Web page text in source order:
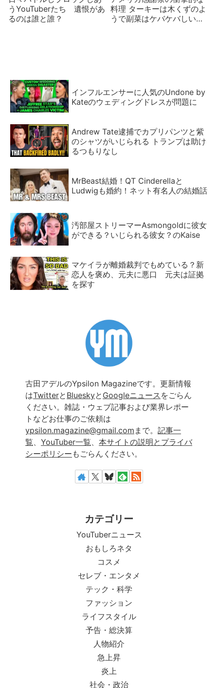
うYouTuberたち 遺恨があ
るのは誰と誰？
料理 ターキーは木くずのよ
うで副菜はケバケバしいピ
インフルエンサーに人気のUndone by
Kateのウェディングドレスが問題に
Andrew Tate逮捕でカプリパンツと紫
のシャツがいじられる トランプは助け
るつもりなし
MrBeast結婚！QT Cinderellaと
Ludwigも婚約！ネット有名人の結婚話
汚部屋ストリーマーAsmongoldに彼女
ができる？いじられる彼女？のKaise
マケイラが離婚裁判でもめている？新
恋人を褒め、元夫に悪口 元夫は証拠
を探す
古田アデルのYpsilon Magazineです。更新情報
はTwitterと Blueskyと Googleニュース をごらん
ください。雑誌・ウェブ記事および業界レポー
トなどお仕事のご依頼は
ypsilon.magazine@gmail.com まで。 記事一
覧、 YouTuber一覧、 本サイトの説明とプライバ
シーポリシー もごらんください。
カテゴリー
YouTuberニュース
おもしろネタ
コスメ
セレブ・エンタメ
テック・科学
ファッション
ライフスタイル
予告・総決算
人物紹介
急上昇
炎上
社会・政治